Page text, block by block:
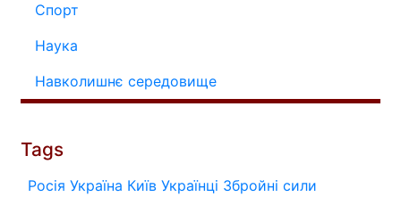
Спорт
Наука
Навколишнє середовище
Tags
Росія Україна Київ Українці Збройні сили